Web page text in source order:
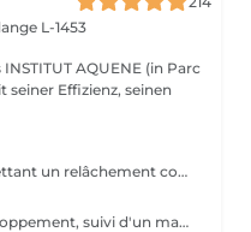
L-1453
AQUENE (in Parc
seiner Effizienz, seinen
Un massage manuel global permettant un relâchement complet du corps
Nous commençons avec un enveloppement, suivi d'un massage unique. Ce massage, revitalisant et surtout énergisant.